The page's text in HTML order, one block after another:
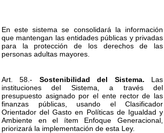
En este sistema se consolidará la información
que mantengan las entidades públicas y privadas
para la protección de los derechos de las
personas adultas mayores.
Art. 58.- Sostenibilidad del Sistema. Las
instituciones del Sistema, a través del
presupuesto asignado por el ente rector de las
finanzas públicas, usando el Clasificador
Orientador del Gasto en Políticas de Igualdad y
Ambiente en el ítem Enfoque Generacional,
priorizará la implementación de esta Ley.